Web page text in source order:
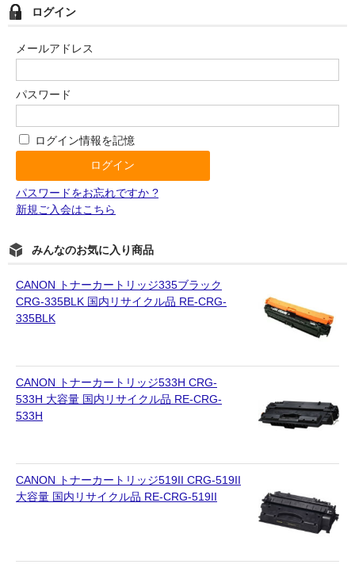
ログイン
メールアドレス
パスワード
ログイン情報を記憶
パスワードをお忘れですか ?
新規ご入会はこちら
みんなのお気に入り商品
CANON トナーカートリッジ335ブラック
CRG-335BLK 国内リサイクル品 RE-CRG-
335BLK
CANON トナーカートリッジ533H CRG-
533H 大容量 国内リサイクル品 RE-CRG-
533H
CANON トナーカートリッジ519II CRG-519II
大容量 国内リサイクル品 RE-CRG-519II